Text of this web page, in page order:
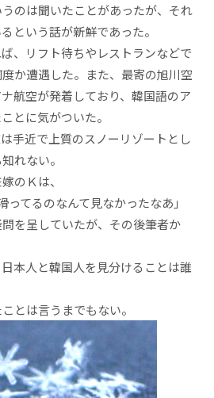
のは聞いたことがあったが、それ
という話が新鮮であった。
、リフト待ちやレストランなどで
か遭遇した。また、最寄の旭川空
航空が発着しており、韓国語のア
とに気がついた。
手近で上質のスノーリゾートとし
れない。
のＫは、
ってるのなんて見なかったなあ」
を呈していたが、その後筆者か
日本人と韓国人を見分けることは誰
とは言うまでもない。